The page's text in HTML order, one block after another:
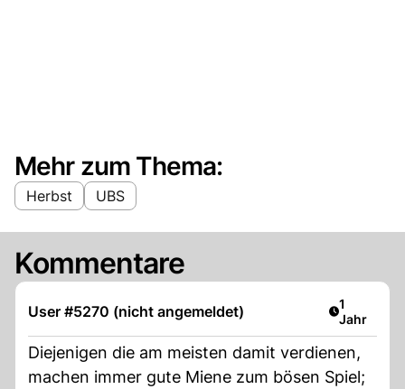
Mehr zum Thema:
Herbst UBS
Kommentare
User #5270 (nicht angemeldet) Artikel
1
Jahr
Diejenigen die am meisten damit verdienen,
machen immer gute Miene zum bösen Spiel;